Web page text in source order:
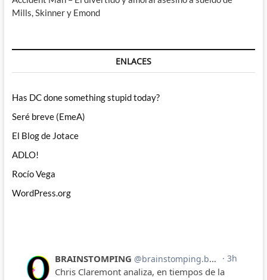
Mills, Skinner y Emond
ENLACES
Has DC done something stupid today?
Seré breve (EmeA)
El Blog de Jotace
ADLO!
Rocío Vega
WordPress.org